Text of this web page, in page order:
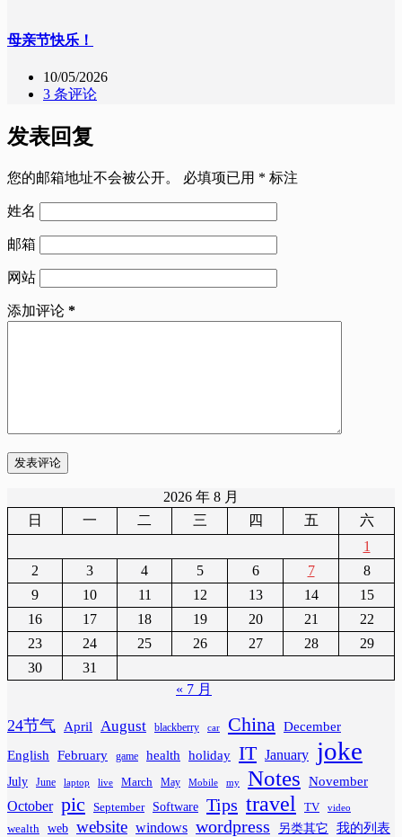
母亲节快乐！
10/05/2026
3 条评论
发表回复
您的邮箱地址不会被公开。 必填项已用 * 标注
姓名
邮箱
网站
添加评论 *
发表评论
2026 年 8 月
日
一 二 三 四 五
六
1
2
3 4 5 6 7
8
9
10 11 12 13 14
15
16
17 18 19 20 21
22
23
24 25 26 27 28
29
30
31
« 7 月
24节气 April August blackberry car China December
English
February game health holiday IT January joke
July June laptop live March May Mobile my Notes November
October pic September Software Tips travel TV video
wealth web website windows wordpress 另类其它 我的列表